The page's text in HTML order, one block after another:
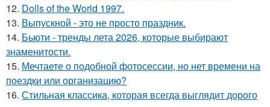
12. Dolls of the World 1997.
13. Выпускной - это не просто праздник.
14. Бьюти - тренды лета 2026, которые выбирают
знаменитости.
15. Мечтаете о подобной фотосессии, но нет времени на
поездки или организацию?
16. Стильная классика, которая всегда выглядит дорого